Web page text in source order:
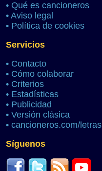
• Qué es cancioneros
• Aviso legal
• Política de cookies
Servicios
• Contacto
• Cómo colaborar
• Criterios
• Estadísticas
• Publicidad
• Versión clásica
• cancioneros.com/letras
Síguenos